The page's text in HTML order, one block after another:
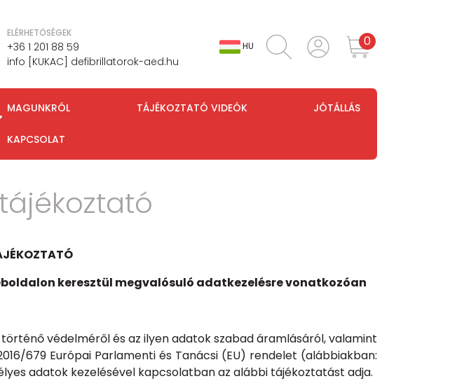
ELÉRHETÖSÉGEK
+36 1 201 88 59
info [KUKAC] defibrillatorok-aed.hu
HU 0
MAGUNKRÓL TÁJÉKOZTATÓ VIDEÓK JÓTÁLLÁS
KAPCSOLAT
keresztül megvalósuló adatkezelésre vonatkozóan
védelméről és az ilyen adatok szabad áramlásáról, valamint
679 Európai Parlamenti és Tanácsi (EU) rendelet (alábbiakban:
adatok kezelésével kapcsolatban az alábbi tájékoztatást adja.